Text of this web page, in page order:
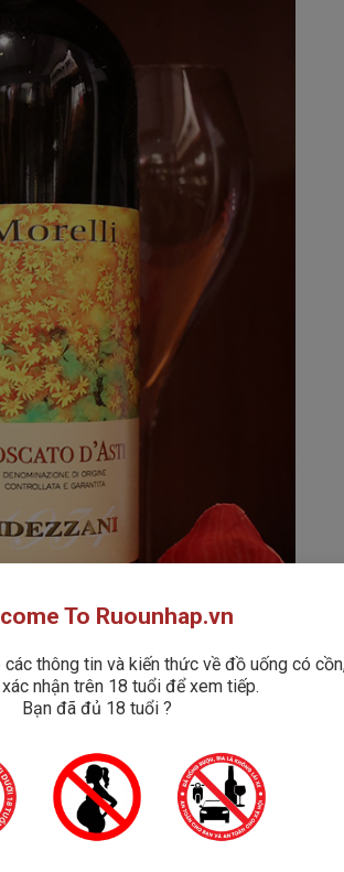
Moscato D’asti
To Ruounhap.vn
thông tin và kiến thức về đồ uống có
nhận trên 18 tuổi để xem tiếp.
Bạn đã đủ 18 tuổi ?